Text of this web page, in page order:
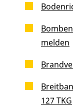
melden
127 TKG